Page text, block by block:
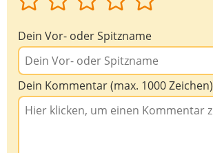
Dein Vor- oder Spitzname
Dein Kommentar (max. 1000 Zeichen)